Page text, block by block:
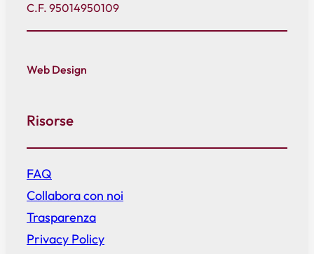
C.F. 95014950109
Web Design
Risorse
FAQ
Collabora con noi
Trasparenza
Privacy Policy